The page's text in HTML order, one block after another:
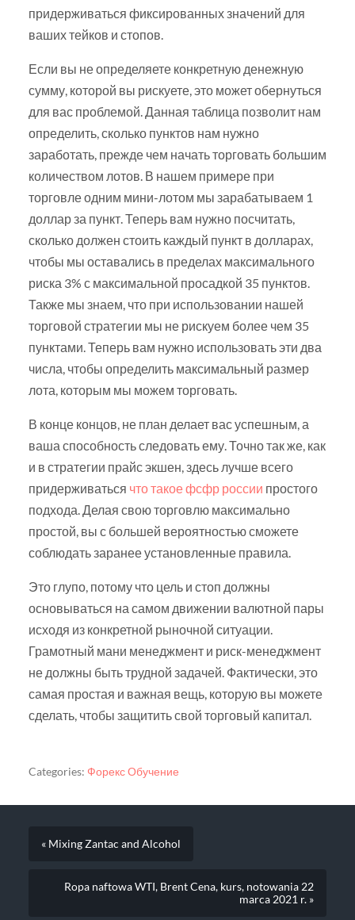
придерживаться фиксированных значений для
ваших тейков и стопов.
Если вы не определяете конкретную денежную
сумму, которой вы рискуете, это может обернуться
для вас проблемой. Данная таблица позволит нам
определить, сколько пунктов нам нужно
заработать, прежде чем начать торговать большим
количеством лотов. В нашем примере при
торговле одним мини-лотом мы зарабатываем 1
доллар за пункт. Теперь вам нужно посчитать,
сколько должен стоить каждый пункт в долларах,
чтобы мы оставались в пределах максимального
риска 3% с максимальной просадкой 35 пунктов.
Также мы знаем, что при использовании нашей
торговой стратегии мы не рискуем более чем 35
пунктами. Теперь вам нужно использовать эти два
числа, чтобы определить максимальный размер
лота, которым мы можем торговать.
В конце концов, не план делает вас успешным, а
ваша способность следовать ему. Точно так же, как
и в стратегии прайс экшен, здесь лучше всего
придерживаться что такое фсфр россии простого
подхода. Делая свою торговлю максимально
простой, вы с большей вероятностью сможете
соблюдать заранее установленные правила.
Это глупо, потому что цель и стоп должны
основываться на самом движении валютной пары
исходя из конкретной рыночной ситуации.
Грамотный мани менеджмент и риск-менеджмент
не должны быть трудной задачей. Фактически, это
самая простая и важная вещь, которую вы можете
сделать, чтобы защитить свой торговый капитал.
Categories: Форекс Обучение
« Mixing Zantac and Alcohol
Ropa naftowa WTI, Brent Cena, kurs, notowania 22
marca 2021 r. »